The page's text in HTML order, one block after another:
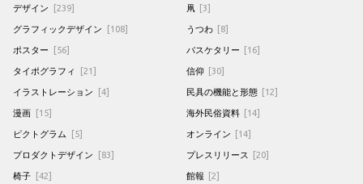
デザイン [239]
グラフィックデザイン [108]
ポスター [56]
タイポグラフィ [21]
イラストレーション [4]
漫画 [15]
ピクトグラム [5]
プロダクトデザイン [83]
椅子 [42]
凧 [3]
うつわ [8]
バスケタリー [16]
信仰 [30]
民具の機能と形態 [12]
海外民俗資料 [14]
オンライン [14]
プレスリリース [20]
館報 [2]